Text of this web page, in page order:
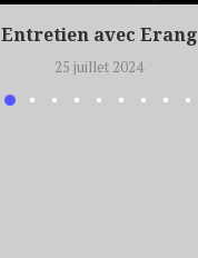
Entretien avec Erang
25 juillet 2024